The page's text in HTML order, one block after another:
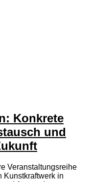
Konkrete
und
Veranstaltungsreihe
Kunstkraftwerk in